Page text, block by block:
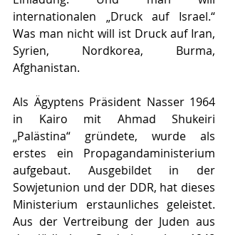
internationalen „Druck auf Israel.“
Was man nicht will ist Druck auf Iran,
Syrien, Nordkorea, Burma,
Afghanistan.
Als Ägyptens Präsident Nasser 1964
in Kairo mit Ahmad Shukeiri
„Palästina“ gründete, wurde als
erstes ein Propagandaministerium
aufgebaut. Ausgebildet in der
Sowjetunion und der DDR, hat dieses
Ministerium erstaunliches geleistet.
Aus der Vertreibung der Juden aus